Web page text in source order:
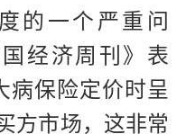
的一个严重问
经济周刊》表
病保险定价时呈
方市场，这非常